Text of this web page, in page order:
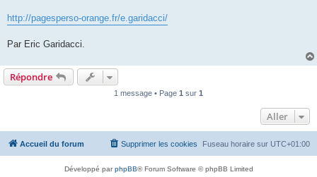
http://pagesperso-orange.fr/e.garidacci/
Par Eric Garidacci.
Répondre
1 message • Page 1 sur 1
Aller
Accueil du forum Fuseau horaire sur UTC+01:00
Supprimer les cookies
Développé parphpBB® Forum Software © phpBB Limited